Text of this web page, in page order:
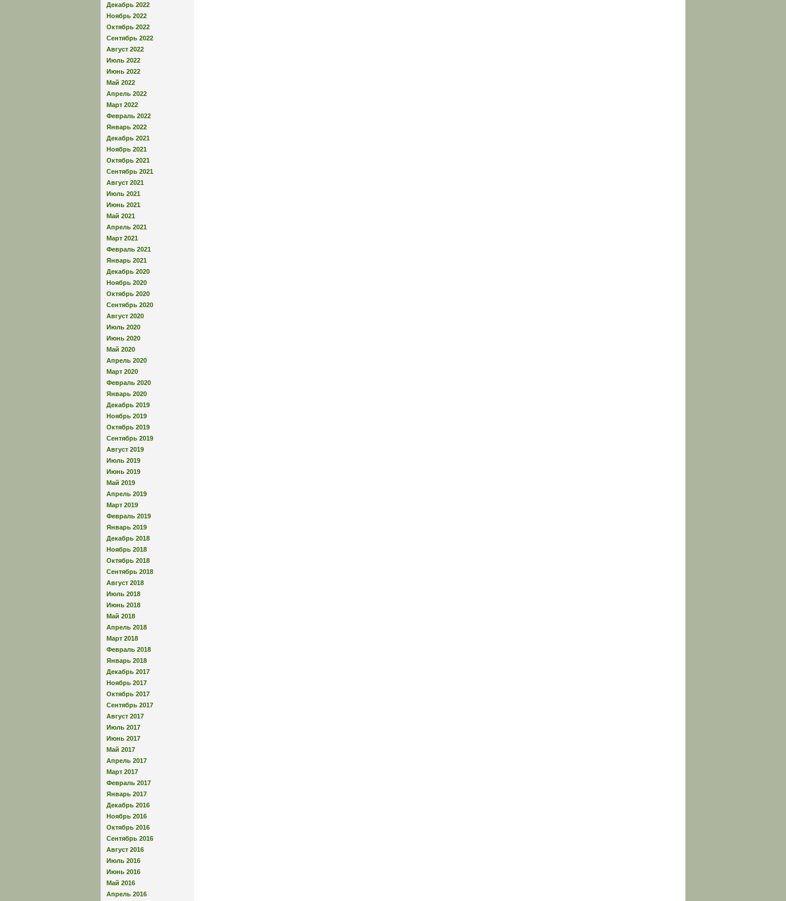
Декабрь 2022
Ноябрь 2022
Октябрь 2022
Сентябрь 2022
Август 2022
Июль 2022
Июнь 2022
Май 2022
Апрель 2022
Март 2022
Февраль 2022
Январь 2022
Декабрь 2021
Ноябрь 2021
Октябрь 2021
Сентябрь 2021
Август 2021
Июль 2021
Июнь 2021
Май 2021
Апрель 2021
Март 2021
Февраль 2021
Январь 2021
Декабрь 2020
Ноябрь 2020
Октябрь 2020
Сентябрь 2020
Август 2020
Июль 2020
Июнь 2020
Май 2020
Апрель 2020
Март 2020
Февраль 2020
Январь 2020
Декабрь 2019
Ноябрь 2019
Октябрь 2019
Сентябрь 2019
Август 2019
Июль 2019
Июнь 2019
Май 2019
Апрель 2019
Март 2019
Февраль 2019
Январь 2019
Декабрь 2018
Ноябрь 2018
Октябрь 2018
Сентябрь 2018
Август 2018
Июль 2018
Июнь 2018
Май 2018
Апрель 2018
Март 2018
Февраль 2018
Январь 2018
Декабрь 2017
Ноябрь 2017
Октябрь 2017
Сентябрь 2017
Август 2017
Июль 2017
Июнь 2017
Май 2017
Апрель 2017
Март 2017
Февраль 2017
Январь 2017
Декабрь 2016
Ноябрь 2016
Октябрь 2016
Сентябрь 2016
Август 2016
Июль 2016
Июнь 2016
Май 2016
Апрель 2016